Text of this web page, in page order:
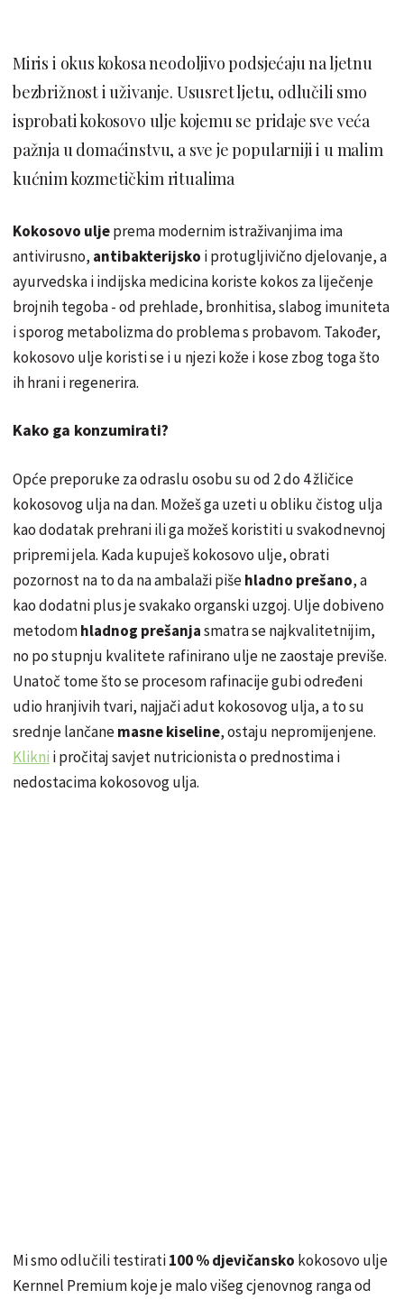
Miris i okus kokosa neodoljivo podsjećaju na ljetnu
bezbrižnost i uživanje. Ususret ljetu, odlučili smo
isprobati kokosovo ulje kojemu se pridaje sve veća
pažnja u domaćinstvu, a sve je popularniji i u malim
kućnim kozmetičkim ritualima
Kokosovo uljeprema modernim istraživanjima ima
antivirusno, antibakterijsko i protugljivično djelovanje, a
ayurvedska i indijska medicina koriste kokos za liječenje
brojnih tegoba - od prehlade, bronhitisa, slabog imuniteta
i sporog metabolizma do problema s probavom. Također,
kokosovo ulje koristi se i u njezi kože i kose zbog toga što
ih hrani i regenerira.
Kako ga konzumirati?
Opće preporuke za odraslu osobu su od 2 do 4 žličice
kokosovog ulja na dan. Možeš ga uzeti u obliku čistog ulja
kao dodatak prehrani ili ga možeš koristiti u svakodnevnoj
pripremi jela. Kada kupuješ kokosovo ulje, obrati
pozornost na to da na ambalaži pišehladno prešano, a
kao dodatni plus je svakako organski uzgoj. Ulje dobiveno
metodomhladnog prešanjasmatra se najkvalitetnijim,
no po stupnju kvalitete rafinirano ulje ne zaostaje previše.
Unatoč tome što se procesom rafinacije gubi određeni
udio hranjivih tvari, najjači adut kokosovog ulja, a to su
srednje lančanemasne kiseline, ostaju nepromijenjene.
Klikni i pročitaj savjet nutricionista o prednostima i
nedostacima kokosovog ulja.
Mi smo odlučili testirati100 % djevičansko kokosovo ulje
Kernnel Premium koje je malo višeg cjenovnog ranga od